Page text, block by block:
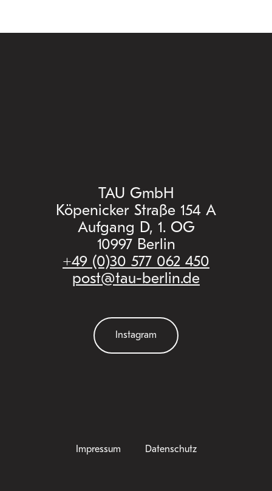
TAU GmbH
Köpenicker Straße 154 A
Aufgang D, 1. OG
10997 Berlin
+49 (0)30 577 062 450
post@tau-berlin.de
Instagram
Impressum Datenschutz